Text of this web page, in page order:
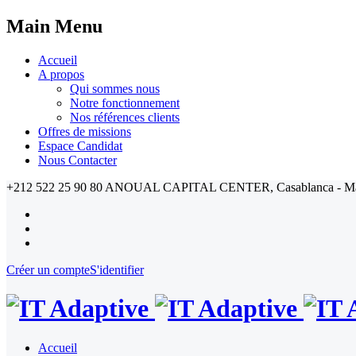
Main Menu
Accueil
A propos
Qui sommes nous
Notre fonctionnement
Nos références clients
Offres de missions
Espace Candidat
Nous Contacter
+212 522 25 90 80 ANOUAL CAPITAL CENTER, Casablanca -
Créer un compteS'identifier
Accueil